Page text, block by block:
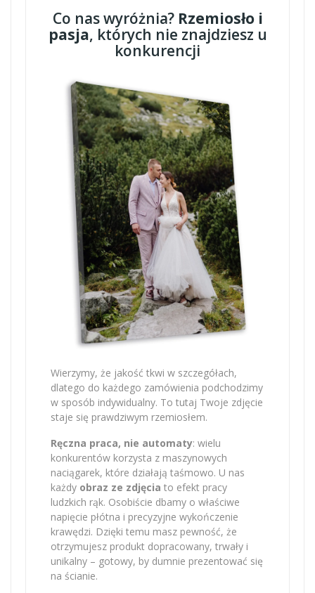
Co nas wyróżnia? Rzemiosło i
pasja, których nie znajdziesz u
konkurencji
Wierzymy, że jakość tkwi w szczegółach,
dlatego do każdego zamówienia podchodzimy
w sposób indywidualny. To tutaj Twoje zdjęcie
staje się prawdziwym rzemiosłem.
Ręczna praca, nie automaty: wielu
konkurentów korzysta z maszynowych
naciągarek, które działają taśmowo. U nas
każdy obraz ze zdjęcia to efekt pracy
ludzkich rąk. Osobiście dbamy o właściwe
napięcie płótna i precyzyjne wykończenie
krawędzi. Dzięki temu masz pewność, że
otrzymujesz produkt dopracowany, trwały i
unikalny – gotowy, by dumnie prezentować się
na ścianie.